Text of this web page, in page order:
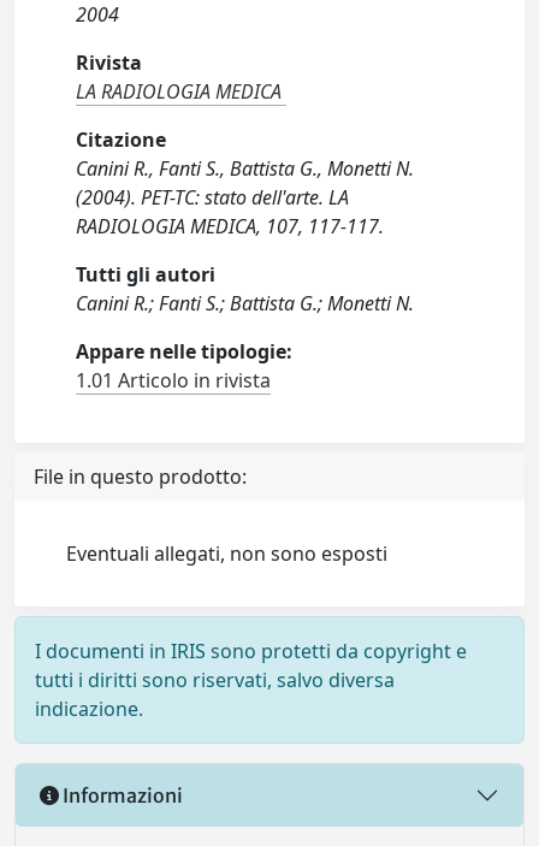
2004
Rivista
LA RADIOLOGIA MEDICA
Citazione
Canini R., Fanti S., Battista G., Monetti N.
(2004). PET-TC: stato dell'arte. LA
RADIOLOGIA MEDICA, 107, 117-117.
Tutti gli autori
Canini R.; Fanti S.; Battista G.; Monetti N.
Appare nelle tipologie:
1.01 Articolo in rivista
File in questo prodotto:
Eventuali allegati, non sono esposti
I documenti in IRIS sono protetti da copyright e
tutti i diritti sono riservati, salvo diversa
indicazione.
Informazioni